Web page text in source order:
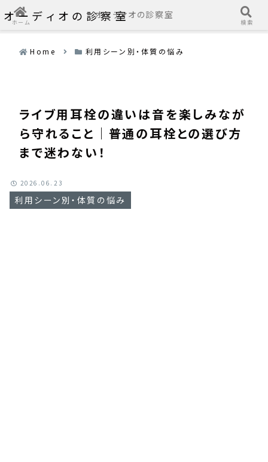
オーディオの診察室
Home 利用シーン別・体質の悩み
ライブ用耳栓の違いは音を楽しみなが
ら守れること｜普通の耳栓との選び方
まで迷わない！
利用シーン別・体質の悩み
2026.06.23
ホーム
オーディオの診察室
検索